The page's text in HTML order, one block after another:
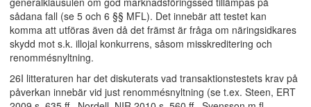
sådana fall (se 5 och 6 §§ MFL). Det innebär att testet kan
komma att utföras även då det främst är fråga om näringsidkares
skydd mot s.k. illojal konkurrens, såsom misskreditering och
renommésnyltning.
26I litteraturen har det diskuterats vad transaktionstestets krav på
påverkan innebär vid just renommésnyltning (se t.ex. Steen, ERT